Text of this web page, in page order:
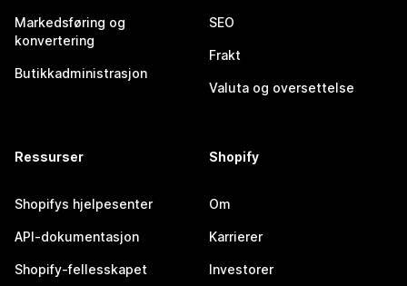
Markedsføring og
konvertering
Butikkadministrasjon
SEO
Frakt
Valuta og oversettelse
Ressurser
Shopifys hjelpesenter
API-dokumentasjon
Shopify-fellesskapet
Shopify
Om
Karrierer
Investorer